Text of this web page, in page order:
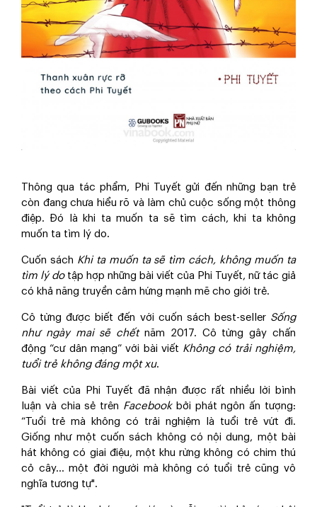
Thông qua tác phẩm, Phi Tuyết gửi đến những bạn trẻ
còn đang chưa hiểu rõ và làm chủ cuộc sống một thông
điệp. Đó là khi ta muốn ta sẽ tìm cách, khi ta không
muốn ta tìm lý do.
Cuốn sách Khi ta muốn ta sẽ tìm cách, không muốn ta
tìm lý dotập hợp những bài viết của Phi Tuyết, nữ tác giả
có khả năng truyền cảm hứng mạnh mẽ cho giới trẻ.
Cô từng được biết đến với cuốn sách best-seller Sống
như ngày mai sẽ chết năm 2017. Cô từng gây chấn
động “cư dân mạng” với bài viết Không có trải nghiệm,
tuổi trẻ không đáng một xu.
Bài viết của Phi Tuyết đã nhận được rất nhiều lời bình
luận và chia sẻ trên Facebookbởi phát ngôn ấn tượng:
“Tuổi trẻ mà không có trải nghiệm là tuổi trẻ vứt đi.
Giống như một cuốn sách không có nội dung, một bài
hát không có giai điệu, một khu rừng không có chim thú
cỏ cây... một đời người mà không có tuổi trẻ cũng vô
nghĩa tương tự".